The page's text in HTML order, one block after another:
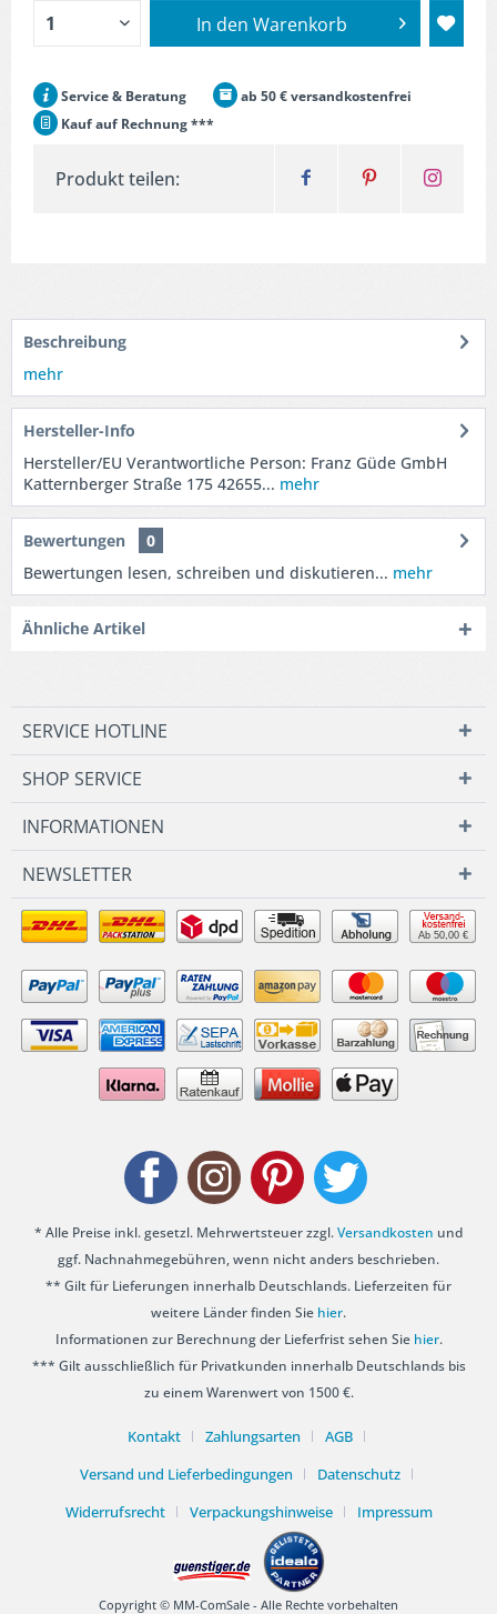
In den Warenkorb
Service & Beratung
ab 50 € versandkostenfrei
Kauf auf Rechnung ***
Produkt teilen:
Beschreibung
mehr
Hersteller-Info
Hersteller/EU Verantwortliche Person: Franz Güde GmbH
Katternberger Straße 175 42655... mehr
Bewertungen
0
Bewertungen lesen, schreiben und diskutieren... mehr
Ähnliche Artikel
SERVICE HOTLINE
SHOP SERVICE
INFORMATIONEN
NEWSLETTER
Ab 50,00 €
* Alle Preise inkl. gesetzl. Mehrwertsteuer zzgl.Versandkosten und
ggf. Nachnahmegebühren, wenn nicht anders beschrieben.
** Gilt für Lieferungen innerhalb Deutschlands. Lieferzeiten für
weitere Länder finden Sie hier.
Informationen zur Berechnung der Lieferfrist sehen Sie hier.
*** Gilt ausschließlich für Privatkunden innerhalb Deutschlands bis
zu einem Warenwert von 1500 €.
Kontakt Zahlungsarten
AGB
Versand und Lieferbedingungen
Datenschutz
Widerrufsrecht
Verpackungshinweise Impressum
Copyright © MM-ComSale - Alle Rechte vorbehalten